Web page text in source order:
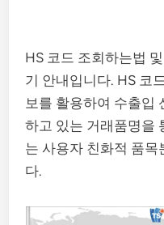
HS 코드 조회하는법
기 안내입니다. HS 코
보를 활용하여 수출입
하고 있는 거래품명을
는 사용자 친화적 품
다.